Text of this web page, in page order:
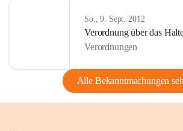
So., 9. Sept. 2012
Verordnung über das
Verordnungen
Alle Bekanntmachungen